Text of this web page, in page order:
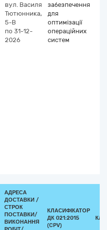
вул. Василя
Тютюнника,
5-В
по 31-12-
2026
забезпечення
для
оптимізації
операційних
систем
АДРЕСА
ДОСТАВКИ /
СТРОК
ПОСТАВКИ/
ВИКОНАННЯ
КЛАСИФІКАТОР
ДК 021:2015
(CPV)